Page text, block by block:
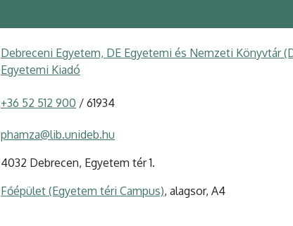
Debreceni Egyetem, DE Egyetemi és Nemzeti Könyvtár
Egyetemi Kiadó
+36 52 512 900 / 61934
phamza@lib.unideb.hu
4032 Debrecen, Egyetem tér 1.
Főépület (Egyetem téri Campus), alagsor, A4